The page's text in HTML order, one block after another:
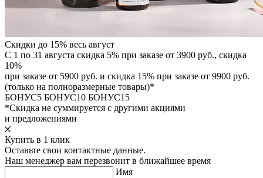
Скидки до 15% весь август
С 1 по 31 августа скидка 5% при заказе от 3900 руб., скидка
10%
при заказе от 5900 руб. и скидка 15% при заказе от 9900 руб.
(только на полноразмерные товары)*
БОНУС5 БОНУС10 БОНУС15
*Скидка не суммируется с другими акциями
и предложениями
Купить в 1 клик
Оставьте свои контактные данные.
Наш менеджер вам перезвонит в ближайшее время
Имя